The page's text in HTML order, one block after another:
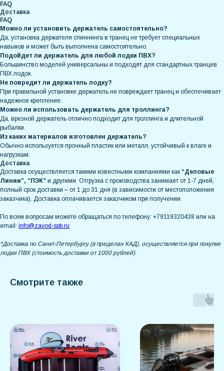
FAQ
Доставка
FAQ
Можно ли установить держатель самостоятельно?
Да, установка держателя спиннинга в транец не требует специальных
навыков и может быть выполнена самостоятельно.
Подойдет ли держатель для любой лодки ПВХ?
Большинство моделей универсальны и подходят для стандартных транцев
ПВХ лодок.
Не повредит ли держатель лодку?
При правильной установке держатель не повреждает транец и обеспечивает
надежное крепление.
Можно ли использовать держатель для троллинга?
Да, врезной держатель отлично подходит для троллинга и длительной
рыбалки.
Из каких материалов изготовлен держатель?
Обычно используется прочный пластик или металл, устойчивый к влаге и
нагрузкам.
Доставка
Доставка осуществляется такими известными компаниями как “Деловые
Линии”, “ПЭК” и другими. Отгрузка с производства занимает от 1-7 дней,
полный срок доставки – от 1 до 31 дня (в зависимости от местоположения
заказчика). Доставка оплачивается заказчиком при получении.
По всем вопросам можете обращаться по телефону: +79119320438 или на
email: info@zavod-spb.ru
*Доставка по Санкт-Петербургу (в пределах КАД), осуществляется при покупке
лодки ПВХ (стоимость доставки от 1000 рублей).
Смотрите также